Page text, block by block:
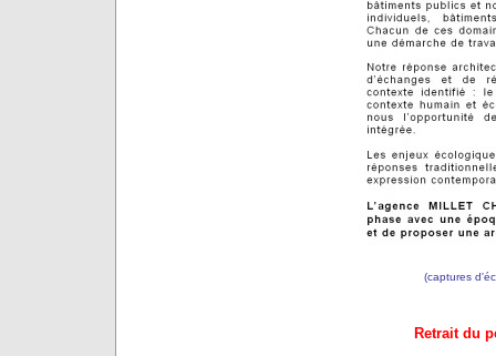
(captures
Retrait du